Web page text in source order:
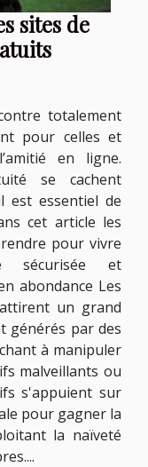
sites de
totalement
pour celles et
en ligne.
se cachent
est essentiel de
cet article les
pour vivre
sécurisée et
abondance Les
un grand
générés par des
à manipuler
malveillants ou
s'appuient sur
pour gagner la
la naïveté